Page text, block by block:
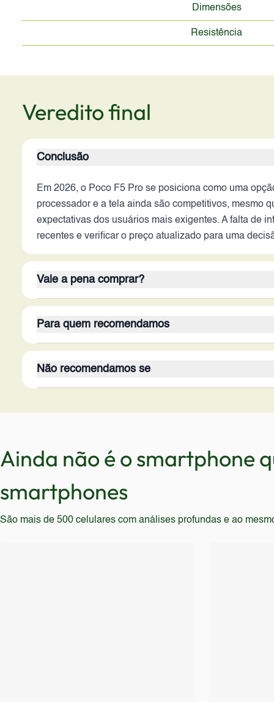
Dimensões
Resistência
Veredito final
Conclusão
Em 2026, o Poco F5 Pro se posiciona como uma
processador e a tela ainda são competitivos, mesmo
expectativas dos usuários mais exigentes. A falta de
recentes e verificar o preço atualizado para uma
Vale a pena comprar?
capacidade de armazenamento são pontos fortes. No
ser tão avançada. Se o preço for competitivo e o
Para quem recomendamos
aparelho para tarefas cotidianas, como navegação
para consumo de conteúdo e não se importa em ter
Não recomendamos se
Ainda não é o smartphone
smartphones
São mais de 500 celulares com análises profundas e ao